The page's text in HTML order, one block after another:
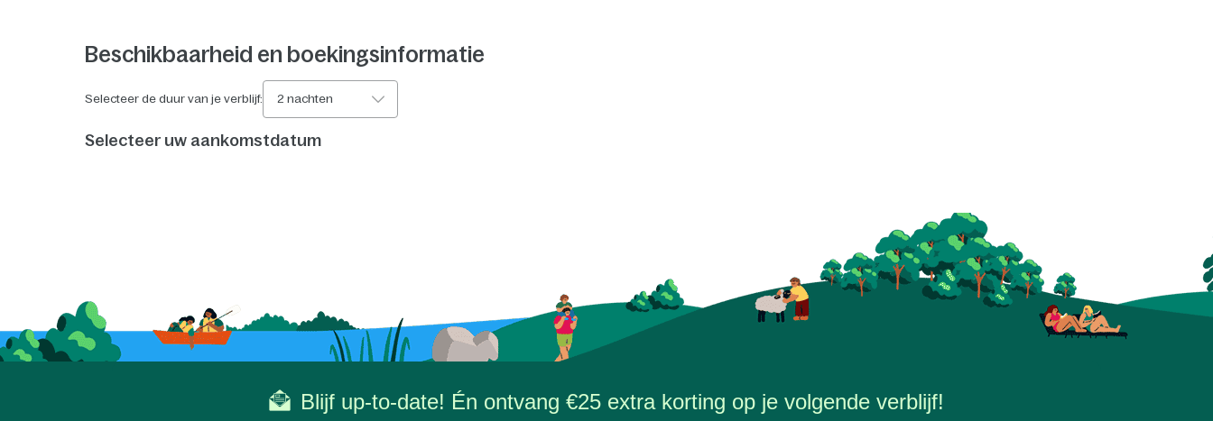
Beschikbaarheid en boekingsinformatie
Selecteer de duur van je verblijf: 2 nachten
Selecteer uw aankomstdatum
Blijf up-to-date! Én ontvang €25 extra korting op je volgende verblijf!